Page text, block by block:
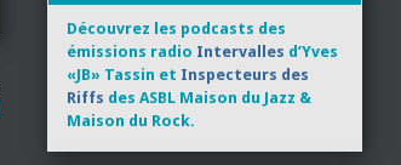
Découvrez les podcasts des
émissions radio Intervalles d’Yves
«JB» Tassin et Inspecteurs des
Riffs des ASBL Maison du Jazz &
Maison du Rock.